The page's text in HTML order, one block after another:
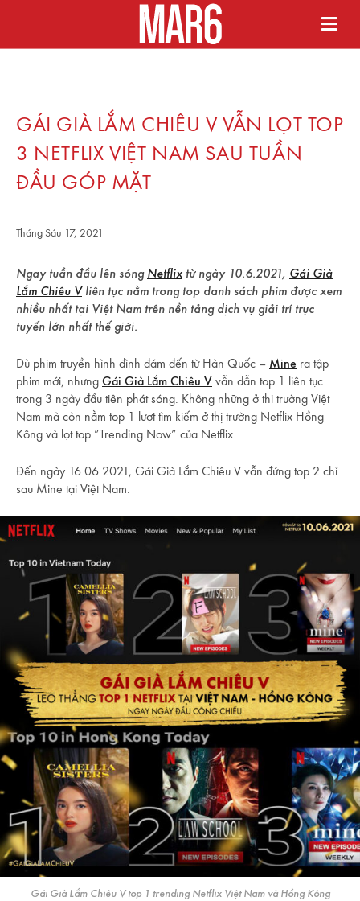
GÁI GIÀ LẮM CHIÊU V VẪN LỌT TOP
3 NETFLIX VIỆT NAM SAU TUẦN
ĐẦU GÓP MẶT
Tháng Sáu 17, 2021
Ngay tuần đầu lên sóngNetflix từ ngày 10.6.2021, Gái Già
Lắm Chiêu Vliên tục nằm trong top danh sách phim được xem
nhiều nhất tại Việt Nam trên nền tảng dịch vụ giải trí trực
tuyến lớn nhất thế giới.
Dù phim truyền hình đình đám đến từ Hàn Quốc – Mine ra tập
phim mới, nhưngGái Già Lắm Chiêu Vvẫn dẫn top 1 liên tục
trong 3 ngày đầu tiên phát sóng. Không những ở thị trường Việt
Nam mà còn nằm top 1 lượt tìm kiếm ở thị trường Netflix Hồng
Kông và lọt top ”Trending Now” của Netflix.
Đến ngày 16.06.2021, Gái Già Lắm Chiêu V vẫn đứng top 2 chỉ
sau Mine tại Việt Nam.
Gái Già Lắm Chiêu V top 1 trending Netflix Việt Nam và Hồng Kông